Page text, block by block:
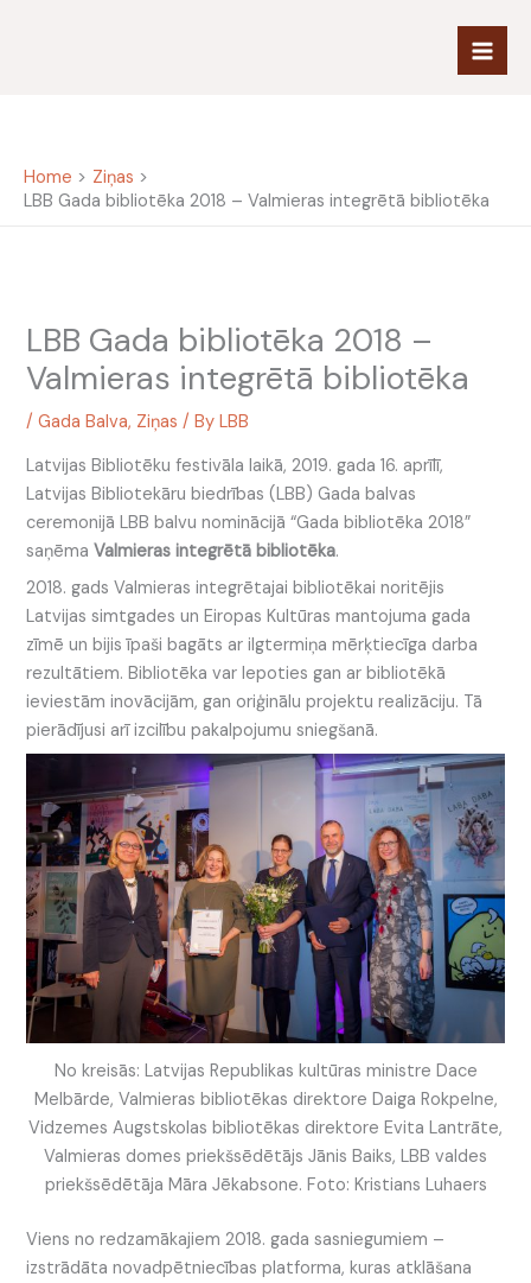
Home
Ziņas
LBB Gada bibliotēka 2018 – Valmieras integrētā bibliotēka
LBB Gada bibliotēka 2018 –
Valmieras integrētā bibliotēka
/Gada Balva, Ziņas / ByLBB
Latvijas Bibliotēku festivāla laikā, 2019. gada 16. aprīlī,
Latvijas Bibliotekāru biedrības (LBB) Gada balvas
ceremonijā LBB balvu nominācijā “Gada bibliotēka 2018”
saņēmaValmieras integrētā bibliotēka.
2018. gads Valmieras integrētajai bibliotēkai noritējis
Latvijas simtgades un Eiropas Kultūras mantojuma gada
zīmē un bijis īpaši bagāts ar ilgtermiņa mērķtiecīga darba
rezultātiem. Bibliotēka var lepoties gan ar bibliotēkā
ieviestām inovācijām, gan oriģinālu projektu realizāciju. Tā
pierādījusi arī izcilību pakalpojumu sniegšanā.
No kreisās: Latvijas Republikas kultūras ministre Dace
Melbārde, Valmieras bibliotēkas direktore Daiga Rokpelne,
Vidzemes Augstskolas bibliotēkas direktore Evita Lantrāte,
Valmieras domes priekšsēdētājs Jānis Baiks, LBB valdes
priekšsēdētāja Māra Jēkabsone. Foto: Kristians Luhaers
Viens no redzamākajiem 2018. gada sasniegumiem –
izstrādāta novadpētniecības platforma, kuras atklāšana